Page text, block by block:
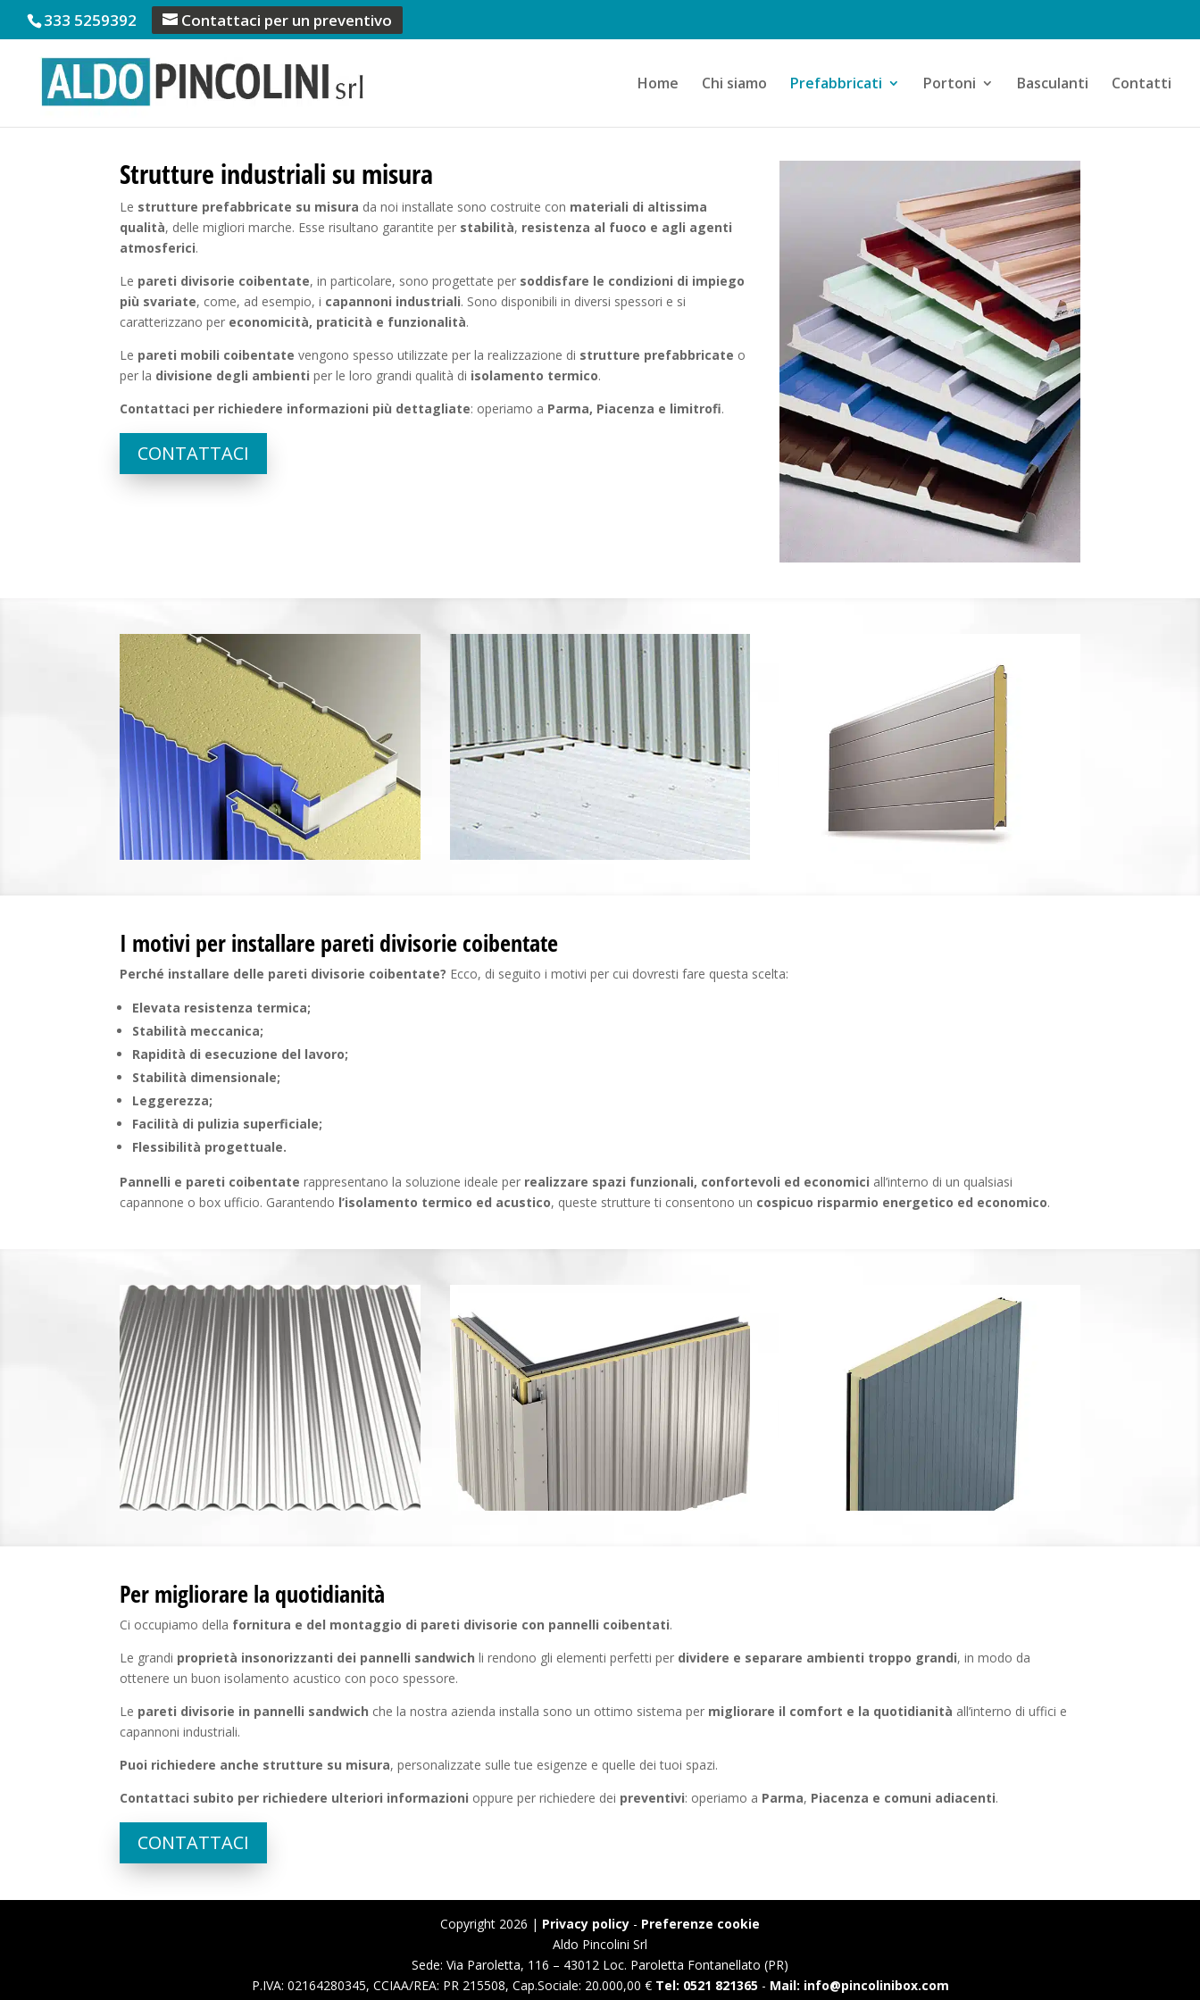
333 5259392 Contattaci per un preventivo
Home Chi siamo Prefabbricati Portoni Basculanti Contatti
Strutture industriali su misura
Le strutture prefabbricate su misura da noi installate sono costruite con materiali di altissima
qualità, delle migliori marche. Esse risultano garantite per stabilità, resistenza al fuoco e agli agenti
atmosferici.
Le pareti divisorie coibentate, in particolare, sono progettate per soddisfare le condizioni di impiego
più svariate, come, ad esempio, i capannoni industriali. Sono disponibili in diversi spessori e si
caratterizzano per economicità, praticità e funzionalità.
Le pareti mobili coibentate vengono spesso utilizzate per la realizzazione di strutture prefabbricate o
per la divisione degli ambienti per le loro grandi qualità di isolamento termico.
Contattaci per richiedere informazioni più dettagliate: operiamo a Parma, Piacenza e limitrofi.
CONTATTACI
I motivi per installare pareti divisorie coibentate
Perché installare delle pareti divisorie coibentate? Ecco, di seguito i motivi per cui dovresti fare questa scelta:
Elevata resistenza termica;
Stabilità meccanica;
Rapidità di esecuzione del lavoro;
Stabilità dimensionale;
Leggerezza;
Facilità di pulizia superficiale;
Flessibilità progettuale.
Pannelli e pareti coibentate rappresentano la soluzione ideale per realizzare spazi funzionali, confortevoli ed economici all’interno di un qualsiasi
capannone o box ufficio. Garantendo l’isolamento termico ed acustico, queste strutture ti consentono un cospicuo risparmio energetico ed economico.
Per migliorare la quotidianità
Ci occupiamo della fornitura e del montaggio di pareti divisorie con pannelli coibentati.
Le grandi proprietà insonorizzanti dei pannelli sandwich li rendono gli elementi perfetti per dividere e separare ambienti troppo grandi, in modo da
ottenere un buon isolamento acustico con poco spessore.
Le pareti divisorie in pannelli sandwich che la nostra azienda installa sono un ottimo sistema per migliorare il comfort e la quotidianità all’interno di uffici e
capannoni industriali.
Puoi richiedere anche strutture su misura, personalizzate sulle tue esigenze e quelle dei tuoi spazi.
Contattaci subito per richiedere ulteriori informazioni oppure per richiedere dei preventivi: operiamo a Parma, Piacenza e comuni adiacenti.
CONTATTACI
Copyright 2026 | Privacy policy - Preferenze cookie
Aldo Pincolini Srl
Sede: Via Paroletta, 116 – 43012 Loc. Paroletta Fontanellato (PR)
P.IVA: 02164280345, CCIAA/REA: PR 215508, Cap.Sociale: 20.000,00 € Tel: 0521 821365- Mail: info@pincolinibox.com